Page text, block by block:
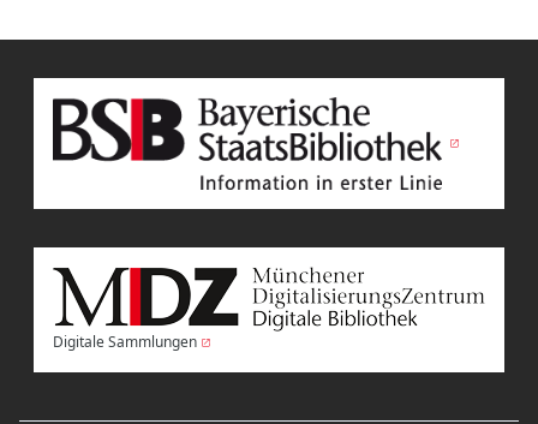
Digitale Sammlungen